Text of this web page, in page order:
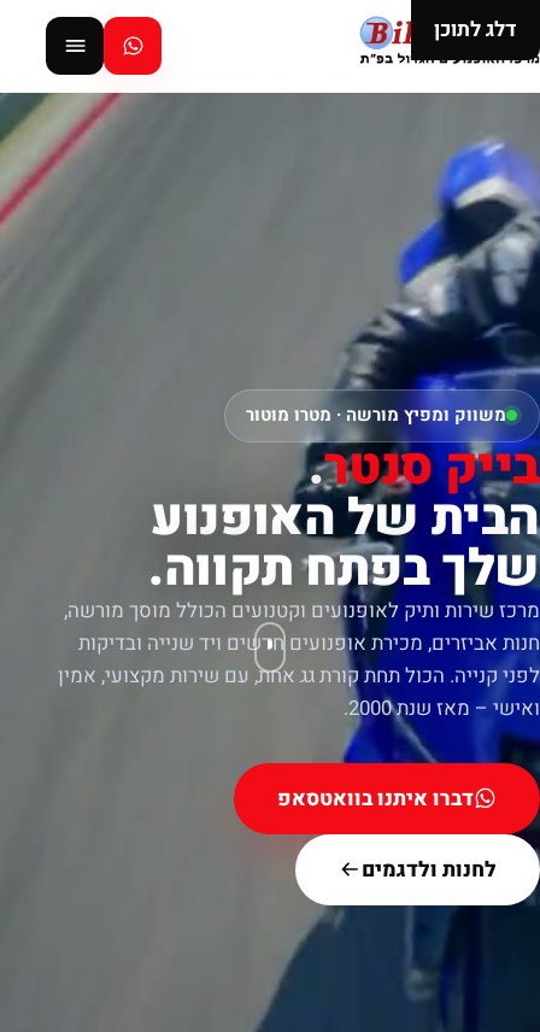
דלג לתוכן
משווק ומפיץ מורשה · מטרו מוטור
בייק סנטר.
הבית של האופנוע
שלך בפתח תקווה.
מרכז שירות ותיק לאופנועים וקטנועים הכולל מוסך מורשה,
חנות אביזרים, מכירת אופנועים חדשים ויד שנייה ובדיקות
לפני קנייה. הכול תחת קורת גג אחת, עם שירות מקצועי, אמין
ואישי – מאז שנת 2000.
דברו איתנו בוואטסאפ
לחנות ולדגמים